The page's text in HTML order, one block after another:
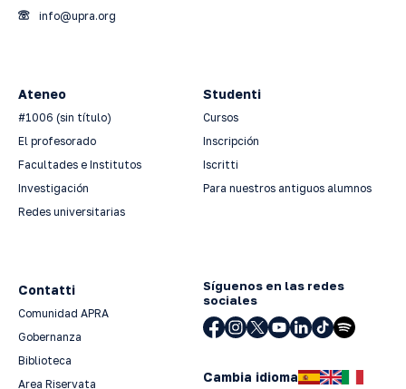
info@upra.org
Ateneo
#1006 (sin título)
El profesorado
Facultades e Institutos
Investigación
Redes universitarias
Studenti
Cursos
Inscripción
Iscritti
Para nuestros antiguos alumnos
Contatti
Comunidad APRA
Gobernanza
Biblioteca
Area Riservata
Síguenos en las redes
sociales
Cambia idioma